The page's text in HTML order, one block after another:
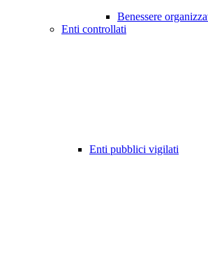
Benessere
Enti controllati
Enti pubblici vigilati